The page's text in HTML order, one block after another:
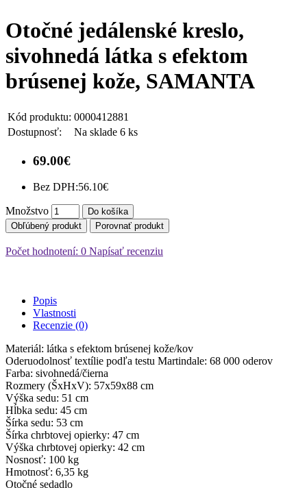
Otočné jedálenské kreslo,
sivohnedá látka s efektom
brúsenej kože, SAMANTA
Kód produktu: 0000412881
Dostupnosť:
Na sklade 6 ks
69.00€
Bez DPH:56.10€
Množstvo
Do košíka
Obľúbený produkt
Porovnať produkt
Počet hodnotení: 0 Napísať recenziu
Popis
Vlastnosti
Recenzie (0)
Materiál: látka s efektom brúsenej kože/kov
Oderuodolnosť textílie podľa testu Martindale: 68 000 oderov
Farba: sivohnedá/čierna
Rozmery (ŠxHxV): 57x59x88 cm
Výška sedu: 51 cm
Hĺbka sedu: 45 cm
Šírka sedu: 53 cm
Šírka chrbtovej opierky: 47 cm
Výška chrbtovej opierky: 42 cm
Nosnosť: 100 kg
Hmotnosť: 6,35 kg
Otočné sedadlo